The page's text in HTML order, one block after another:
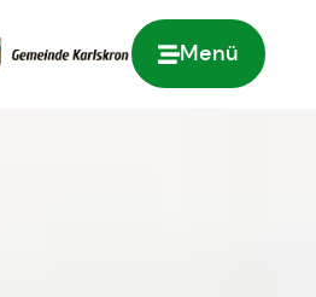
Menü